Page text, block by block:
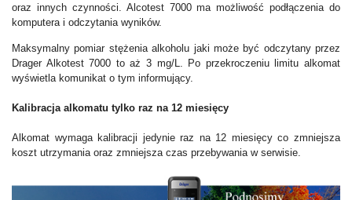
oraz innych czynności. Alcotest 7000 ma możliwość podłączenia do
komputera i odczytania wyników.
Maksymalny pomiar stężenia alkoholu jaki może być odczytany przez
Drager Alkotest 7000 to aż 3 mg/L. Po przekroczeniu limitu alkomat
wyświetla komunikat o tym informujący.
Kalibracja alkomatu tylko raz na 12 miesięcy
Alkomat wymaga kalibracji jedynie raz na 12 miesięcy co zmniejsza
koszt utrzymania oraz zmniejsza czas przebywania w serwisie.